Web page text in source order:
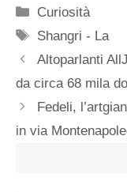
Categorie
Curiosità
Tag
Shangri - La
Altoparlanti
da circa 68 mila
Fedeli,
in via